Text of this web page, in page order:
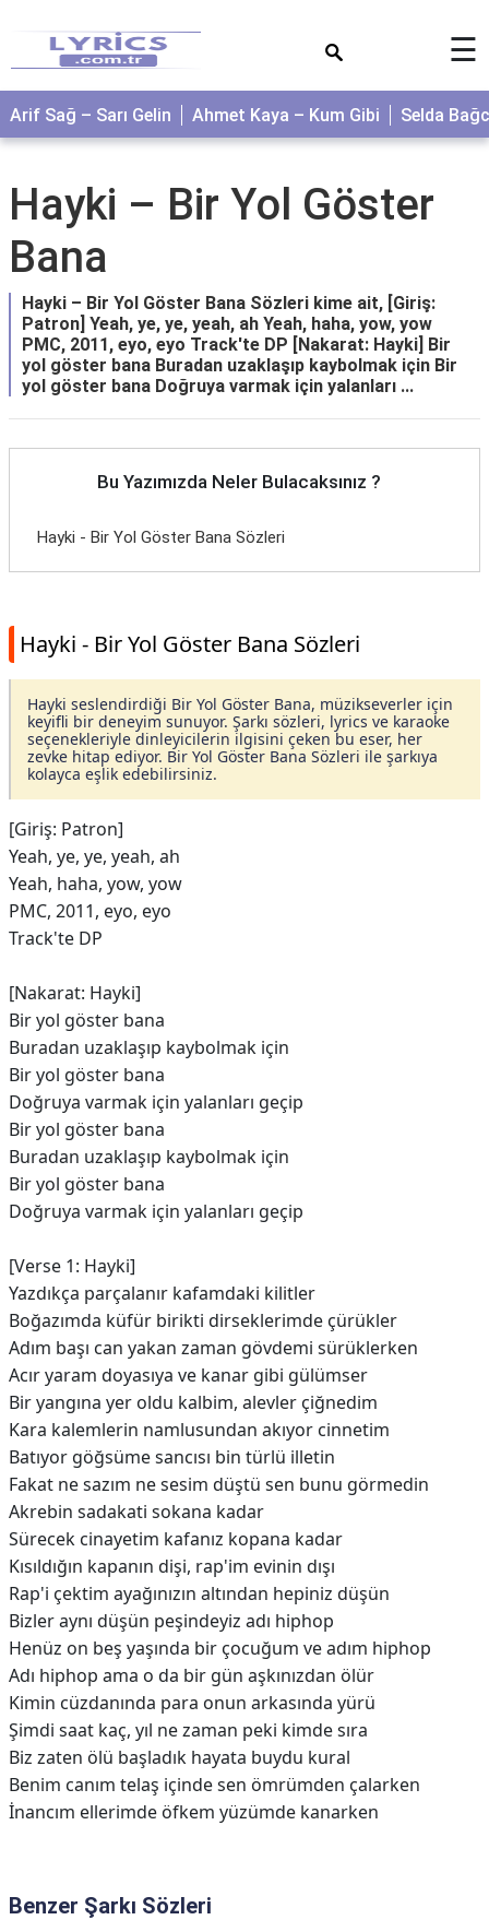
☰
Arif Sağ – Sarı Gelin Ahmet Kaya – Kum Gibi Selda
Hayki – Bir Yol Göster
Bana
Hayki – Bir Yol Göster Bana Sözleri kime ait, [Giriş:
Patron] Yeah, ye, ye, yeah, ah Yeah, haha, yow, yow
PMC, 2011, eyo, eyo Track'te DP [Nakarat: Hayki] Bir
yol göster bana Buradan uzaklaşıp kaybolmak için Bir
yol göster bana Doğruya varmak için yalanları ...
Bu Yazımızda Neler Bulacaksınız ?
Hayki - Bir Yol Göster Bana Sözleri
Hayki - Bir Yol Göster Bana Sözleri
Hayki seslendirdiği Bir Yol Göster Bana, müzikseverler için
keyifli bir deneyim sunuyor. Şarkı sözleri, lyrics ve karaoke
seçenekleriyle dinleyicilerin ilgisini çeken bu eser, her
zevke hitap ediyor. Bir Yol Göster Bana Sözleri ile şarkıya
kolayca eşlik edebilirsiniz.
[Giriş: Patron]
Yeah, ye, ye, yeah, ah
Yeah, haha, yow, yow
PMC, 2011, eyo, eyo
Track'te DP
[Nakarat: Hayki]
Bir yol göster bana
Buradan uzaklaşıp kaybolmak için
Bir yol göster bana
Doğruya varmak için yalanları geçip
Bir yol göster bana
Buradan uzaklaşıp kaybolmak için
Bir yol göster bana
Doğruya varmak için yalanları geçip
[Verse 1: Hayki]
Yazdıkça parçalanır kafamdaki kilitler
Boğazımda küfür birikti dirseklerimde çürükler
Adım başı can yakan zaman gövdemi sürüklerken
Acır yaram doyasıya ve kanar gibi gülümser
Bir yangına yer oldu kalbim, alevler çiğnedim
Kara kalemlerin namlusundan akıyor cinnetim
Batıyor göğsüme sancısı bin türlü illetin
Fakat ne sazım ne sesim düştü sen bunu görmedin
Akrebin sadakati sokana kadar
Sürecek cinayetim kafanız kopana kadar
Kısıldığın kapanın dişi, rap'im evinin dışı
Rap'i çektim ayağınızın altından hepiniz düşün
Bizler aynı düşün peşindeyiz adı hiphop
Henüz on beş yaşında bir çocuğum ve adım hiphop
Adı hiphop ama o da bir gün aşkınızdan ölür
Kimin cüzdanında para onun arkasında yürü
Şimdi saat kaç, yıl ne zaman peki kimde sıra
Biz zaten ölü başladık hayata buydu kural
Benim canım telaş içinde sen ömrümden çalarken
İnancım ellerimde öfkem yüzümde kanarken
Benzer Şarkı Sözleri